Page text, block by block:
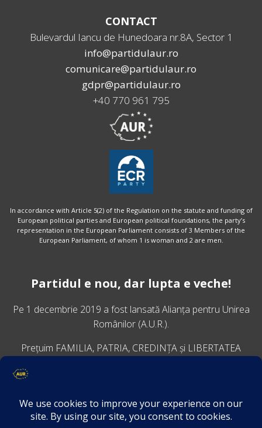
CONTACT
Bulevardul Iancu de Hunedoara nr.8A, Sector 1
info@partidulaur.ro
comunicare@partidulaur.ro
gdpr@partidulaur.ro
+40 770 961 795
In accordance with Article 5(2) of the Regulation on the statute and funding of
European political parties and European political foundations, the party’s
representation in the European Parliament consists of 3 Members of the
European Parliament, of whom 1 is woman and 2 are men.
Partidul e nou, dar lupta e veche!
Pe 1 decembrie 2019 a fost lansatăAlianța pentru Unirea
Românilor (A.U.R.).
Prețuim FAMILIA, PATRIA, CREDINȚA și LIBERTATEA
VINO ALĂTURI DE NOI